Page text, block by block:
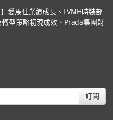
】愛馬仕業績成長、LVMH時裝部
型策略初現成效、Prada集團財
訂閱